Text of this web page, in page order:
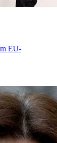
EU-